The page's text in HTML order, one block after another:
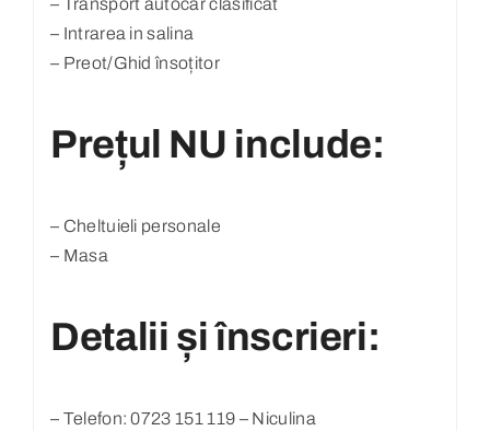
– Transport autocar clasificat
– Intrarea in salina
– Preot/Ghid însoțitor
Prețul NU include:
– Cheltuieli personale
– Masa
Detalii și înscrieri:
– Telefon: 0723 151 119 – Niculina